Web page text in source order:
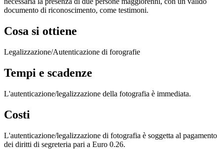
documento di riconoscimento, come testimoni.
Cosa si ottiene
Legalizzazione/Autenticazione di forografie
Tempi e scadenze
L'autenticazione/legalizzazione della fotografia è immediata.
Costi
L'autenticazione/legalizzazione di fotografia è soggetta al pagamento
dei diritti di segreteria pari a Euro 0.26.